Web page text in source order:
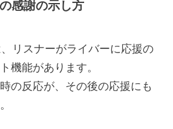
感謝の示し方
リスナーがライバーに応援の
機能があります。
の反応が、その後の応援にも